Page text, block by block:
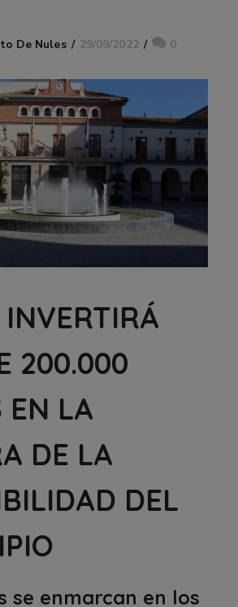
De Nules 29/09/2022 0
200.000
EN LA
DE LA
DEL
se enmarcan en los